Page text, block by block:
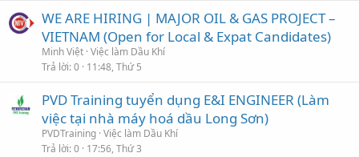
WE ARE HIRING | MAJOR OIL & GAS PROJECT –
VIETNAM (Open for Local & Expat Candidates)
Minh Việt Việc làm Dầu Khí
Trả lời 0 11:48, Thứ 5
PVD Training tuyển dụng E&I ENGINEER (Làm
việc tại nhà máy hoá dầu Long Sơn)
PVDTraining Việc làm Dầu Khí
Trả lời 0 17:56, Thứ 3